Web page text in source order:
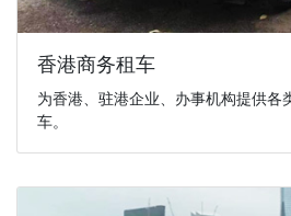
香港商务租车
为香港、驻港企业、办事机构提供各
车。